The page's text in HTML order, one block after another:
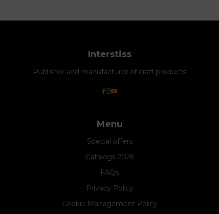
Interstiss
Publisher and manufacturer of craft products
Menu
Special offers
Catalogs 2026
FAQs
Privacy Policy
Cookie Management Policy